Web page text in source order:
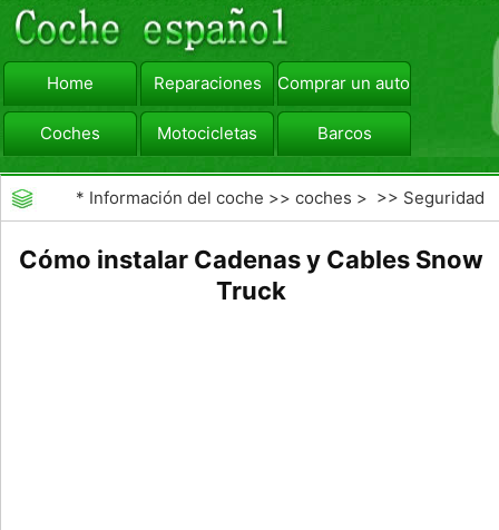
Home Reparaciones Comprar un automóvil
Coches Motocicletas Barcos
viajar Camiones
* Información del coche >>coches > >> Seguridad
Cómo instalar Cadenas y Cables Snow
Truck